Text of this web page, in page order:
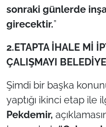
sonraki günlerde
girecektir.”
2.ETAPTA İHALE Mİ
ÇALIŞMAYI
Şimdi bir başka
yaptığı ikinci etap ile
Pekdemir,